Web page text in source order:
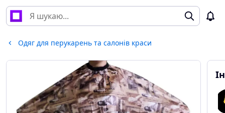
Одяг для перукарень та салонів краси